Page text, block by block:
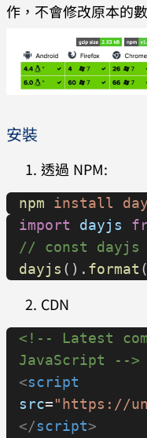
作，不會修改原本的
安裝
透過 NPM:
npm install
import dayjs
// const
dayjs (). format
CDN
<!-- Latest
JavaScript -->
<script
src="https://
</script>